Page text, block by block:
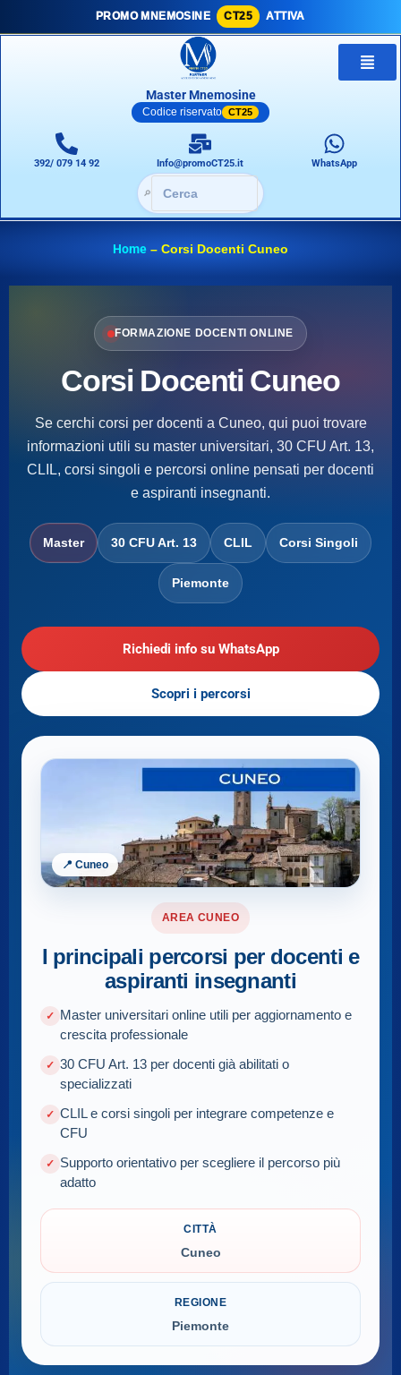
PROMO MNEMOSINE CT25 ATTIVA
Master Mnemosine
Codice riservato CT25
392/ 079 14 92 Info@promoCT25.it WhatsApp
🔎
Home – Corsi Docenti Cuneo
FORMAZIONE DOCENTI ONLINE
Corsi Docenti Cuneo
Se cerchi corsi per docenti a Cuneo, qui puoi trovare
informazioni utili su master universitari, 30 CFU Art. 13,
CLIL, corsi singoli e percorsi online pensati per docenti
e aspiranti insegnanti.
Master 30 CFU Art. 13 CLIL Corsi Singoli
Piemonte
Richiedi info su WhatsApp
Scopri i percorsi
📍 Cuneo
AREA CUNEO
I principali percorsi per docenti e
aspiranti insegnanti
Master universitari online utili per aggiornamento e
crescita professionale
30 CFU Art. 13 per docenti già abilitati o
specializzati
CLIL e corsi singoli per integrare competenze e
CFU
Supporto orientativo per scegliere il percorso più
adatto
CITTÀ
Cuneo
REGIONE
Piemonte